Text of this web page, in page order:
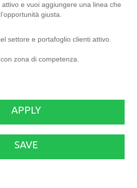
e vuoi aggiungere una linea che
giusta.
settore e portafoglio clienti attivo.
zona di competenza.
APPLY
SAVE